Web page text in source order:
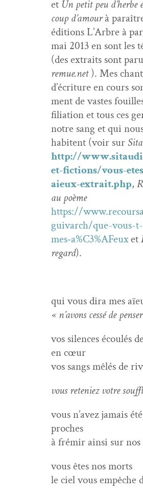
et Un petit peu
coup d’amourà
édi­tions L’Arbre à
mai 2013 en sont les
(des extraits sont
remue.net). Mes
d’écriture en cours
ment de vastes
fil­i­a­tion et tous ces
notre sang et qui
habitent (voir sur
http://
et-fictions/vous-
aieux-extrait.php,
au poème
https://
guivarch/que-vous-
mes‑a%C3%AFeuxet
regard).
qui vous dira mes
« n’avons cessé de
vos silences écoulés
en cœur
vos sangs mêlés de
vous rete­niez votre
vous n’avez jamais
proches
à frémir ain­si sur nos
vous êtes nos morts
le ciel vous empêche